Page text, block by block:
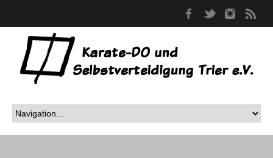
FacebookTwitter